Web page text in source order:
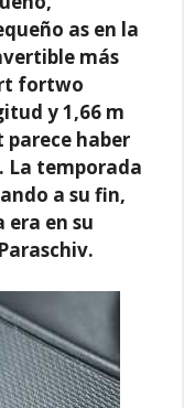
as en la
más
fortwo
y 1,66 m
haber
La temporada
a su fin,
era en su